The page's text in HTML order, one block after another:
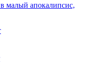
малый апокалипсис,